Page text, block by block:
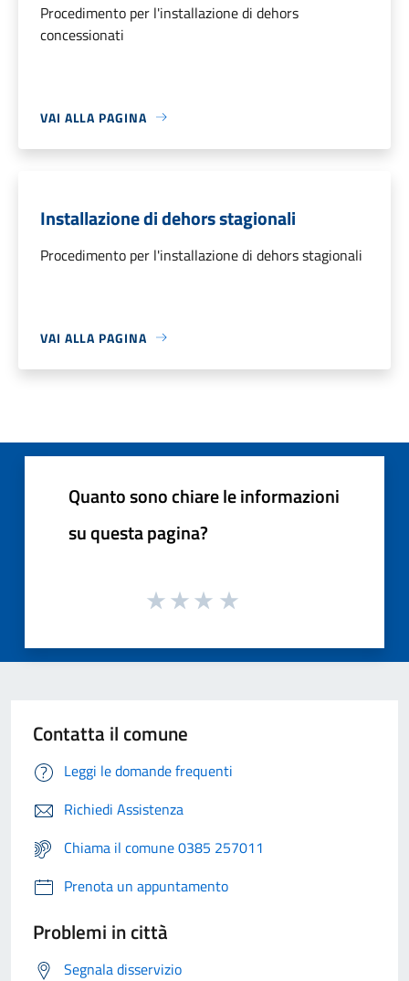
Procedimento per l'installazione di dehors
concessionati
VAI ALLA PAGINA
Installazione di dehors stagionali
Procedimento per l'installazione di dehors stagionali
VAI ALLA PAGINA
Quanto sono chiare le informazioni
su questa pagina?
Contatta il comune
Leggi le domande frequenti
Richiedi Assistenza
Chiama il comune 0385 257011
Prenota un appuntamento
Problemi in città
Segnala disservizio